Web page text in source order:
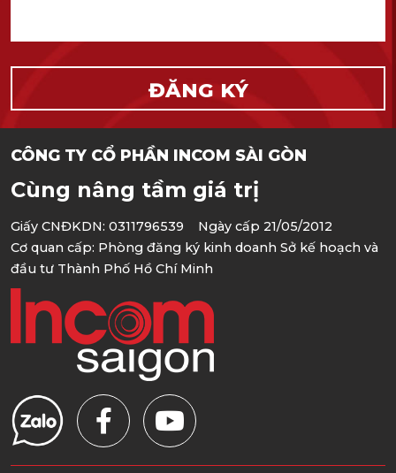
CÔNG TY CỔ PHẦN INCOM SÀI GÒN
Cùng nâng tầm giá trị
Giấy CNĐKDN: 0311796539 Ngày cấp 21/05/2012
Cơ quan cấp: Phòng đăng ký kinh doanh Sở kế hoạch và
đầu tư Thành Phố Hồ Chí Minh